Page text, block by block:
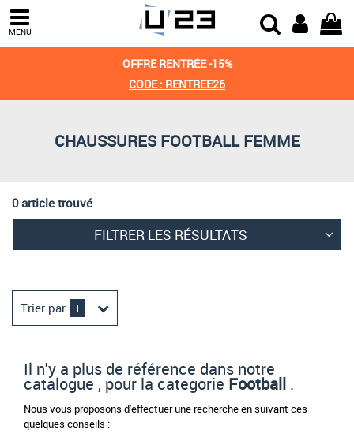
MENU
OFFRE RENTRÉE -15%
CODE : RENTREE26
CHAUSSURES FOOTBALL FEMME
0 article trouvé
FILTRER LES RÉSULTATS
Trier par 1
Trier par
Derniers arrivages
Meilleures remises
Il n'y a plus de référence dans notre
catalogue , pour la categorie Football .
Nous vous proposons d'effectuer une recherche en suivant ces
quelques conseils :